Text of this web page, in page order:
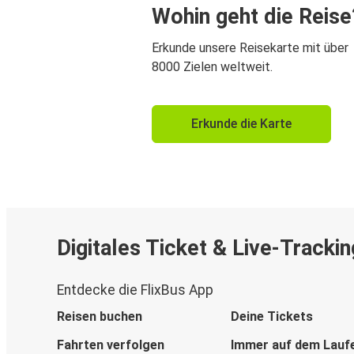
Wohin geht die
Erkunde unsere Reisekarte mit über
8000 Zielen weltweit.
Erkunde die Karte
Digitales Ticket & Live-
Entdecke die FlixBus App
Reisen buchen
Deine Tickets
Fahrten verfolgen
Immer auf dem